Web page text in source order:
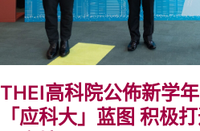
THEI高科院公佈新学
「应科大」蓝图 积极